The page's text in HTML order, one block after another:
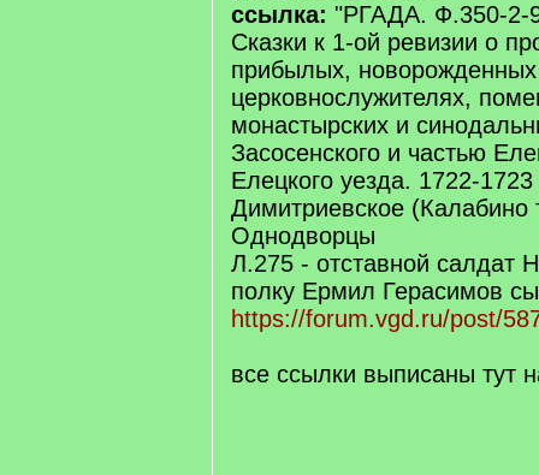
ссылка: "РГАДА. Ф.350-2-
Сказки к 1-ой ревизии о
прибылых,
церковнослужителях,
монастырских и
Засосенского и частью
Елецкого уезда. 1722-
Димитриевское (Калабино
Однодворцы
Л.275 - отставной салдат
полку Ермил Герасимов
https://forum.vgd.ru/post/
все ссылки выписаны тут